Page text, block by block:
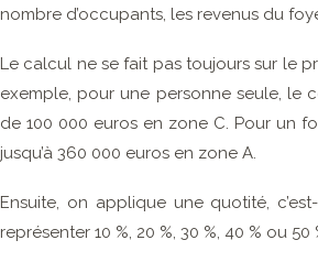
nombre d’occupants, les revenus du
Le calcul ne se fait pas toujours sur le
exemple, pour une personne seule, le
de 100 000 euros en zone C. Pour un
jusqu’à 360 000 euros en zone A.
Ensuite, on applique une quotité,
représenter 10 %, 20 %, 30 %, 40 % ou